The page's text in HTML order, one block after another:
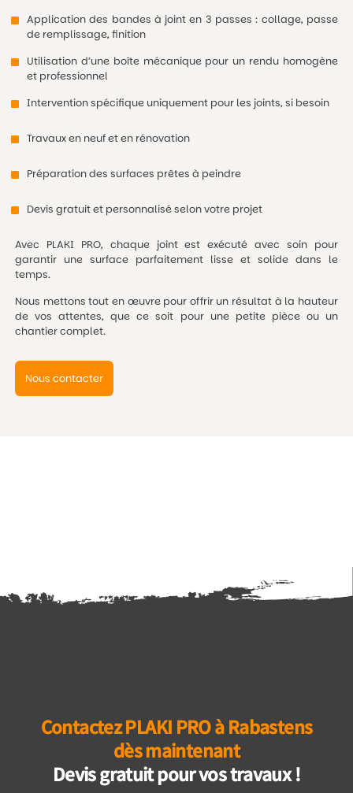
Application des bandes à joint en 3 passes : collage, passe
de remplissage, finition
Utilisation d’une boîte mécanique pour un rendu homogène
et professionnel
Intervention spécifique uniquement pour les joints, si besoin
Travaux en neuf et en rénovation
Préparation des surfaces prêtes à peindre
Devis gratuit et personnalisé selon votre projet
Avec PLAKI PRO, chaque joint est exécuté avec soin pour
garantir une surface parfaitement lisse et solide dans le
temps.
Nous mettons tout en œuvre pour offrir un résultat à la hauteur
de vos attentes, que ce soit pour une petite pièce ou un
chantier complet.
Nous contacter
Contactez PLAKI PRO à Rabastens
dès maintenant
Devis gratuit pour vos travaux !